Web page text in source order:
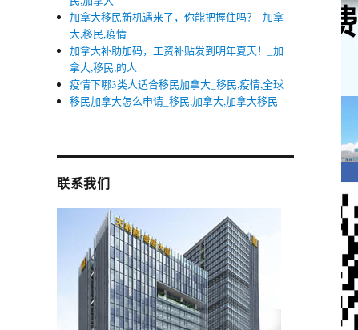
加拿大移民新机遇来了，你能把握住吗？_加拿
大,移民,疫情
加拿大补助加码，工资补贴发到明年夏天！_加
拿大,移民,的人
疫情下哪3类人适合移民加拿大_移民,疫情,全球
移民加拿大怎么申请_移民,加拿大,加拿大移民
联系我们